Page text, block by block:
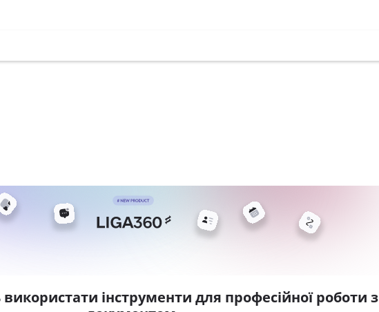
інструменти для професійної роботи з